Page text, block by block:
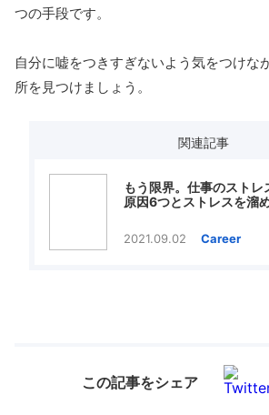
つの手段です。
自分に嘘をつきすぎないよう気をつけな
所を見つけましょう。
関連記事
もう限界。仕事のストレ
原因6つとストレスを溜
2021.09.02 Career
この記事をシェア